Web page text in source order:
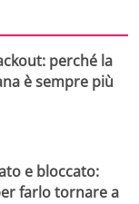
perché la
è sempre più
e bloccato:
farlo tornare a